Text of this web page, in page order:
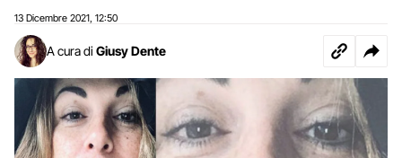
13 Dicembre 2021 12:50
A cura di Giusy Dente